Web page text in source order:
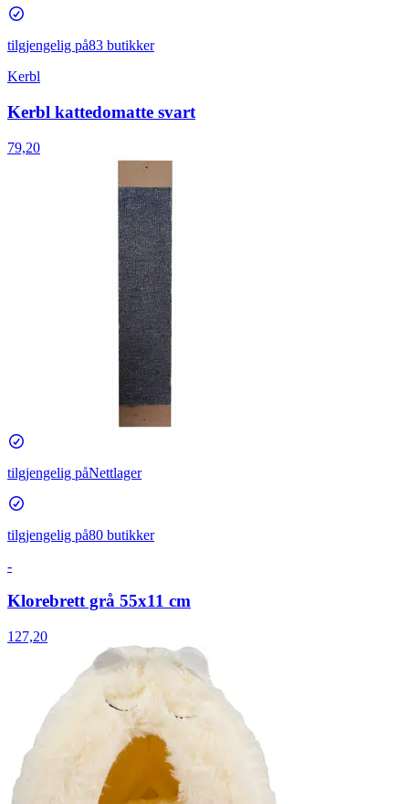
tilgjengelig på83 butikker
Kerbl
Kerbl kattedomatte svart
79,20
tilgjengelig påNettlager
tilgjengelig på80 butikker
-
Klorebrett grå 55x11 cm
127,20